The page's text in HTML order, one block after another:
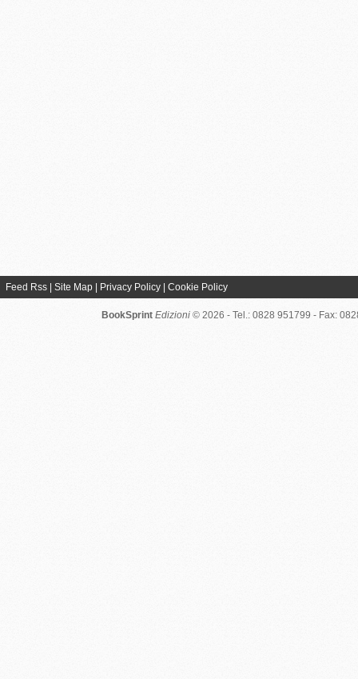
Feed Rss Site Map Privacy Policy Cookie Policy
BookSprint Edizioni © 2026 - Tel.: 0828 951799 - Fax: